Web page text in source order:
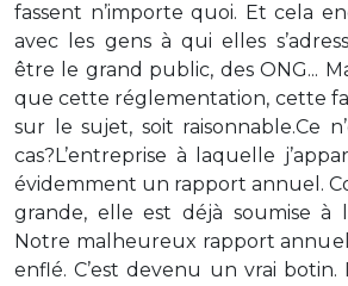
fassent n’importe quoi. Et cela
avec les gens à qui elles
être le grand public, des ONG...
que cette réglementation, cette
sur le sujet, soit raisonnable.Ce
cas?L’entreprise à laquelle
évidemment un rapport annuel.
grande, elle est déjà soumise à
Notre malheureux rapport
enflé. C’est devenu un vrai